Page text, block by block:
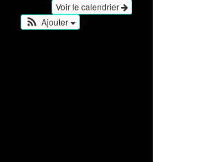
Voir le calendrier
Ajouter